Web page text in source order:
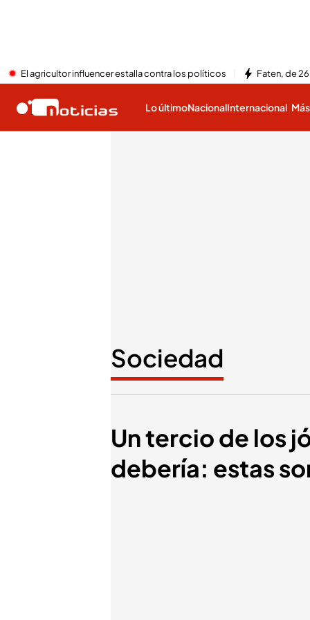
El agricultor influencer estalla contra los políticos Faten, de
Lo últimoNacionalInternacional Más
Sociedad
Un tercio de los
debería: estas